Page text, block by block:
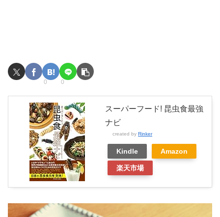
0 0
スーパーフード! 昆虫食最強
ナビ
created by Rinker
Kindle Amazon
楽天市場